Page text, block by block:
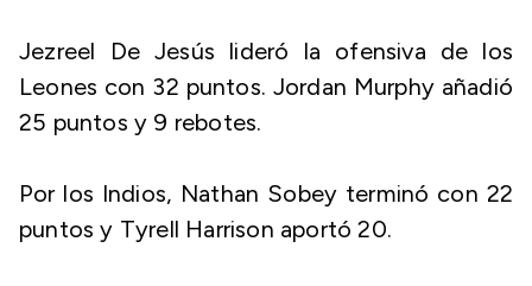
Jezreel De Jesús lideró la ofensiva de los
Leones con 32 puntos. Jordan Murphy añadió
25 puntos y 9 rebotes.
Por los Indios, Nathan Sobey terminó con 22
puntos y Tyrell Harrison aportó 20.